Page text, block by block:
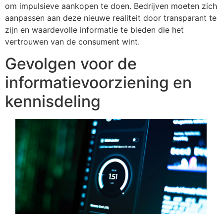
om impulsieve aankopen te doen. Bedrijven moeten zich
aanpassen aan deze nieuwe realiteit door transparant te
zijn en waardevolle informatie te bieden die het
vertrouwen van de consument wint.
Gevolgen voor de
informatievoorziening en
kennisdeling